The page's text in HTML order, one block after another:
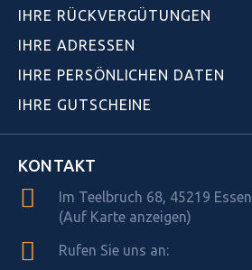
IHRE RÜCKVERGÜTUNGEN
IHRE ADRESSEN
IHRE PERSÖNLICHEN DATEN
IHRE GUTSCHEINE
KONTAKT
Im Teelbruch 68, 45219 Essen
(Auf Karte anzeigen)
Rufen Sie uns an: